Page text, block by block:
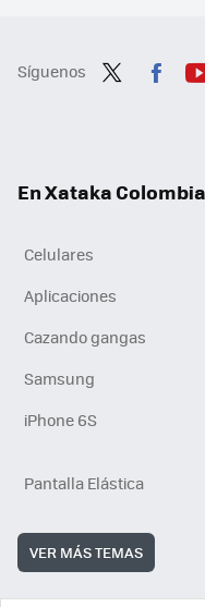
Síguenos
En Xataka
Celulares
Aplicaciones
Cazando gangas
Samsung
iPhone 6S
Pantalla Elástica
VER MÁS TEMAS